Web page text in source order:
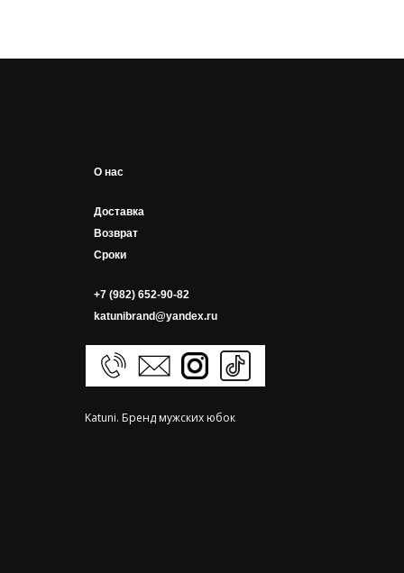
Доставка
Возврат
Сроки
+7 (982) 652-90-82
katunibrand@yandex.ru
О нас
Katuni. Бренд мужских юбок